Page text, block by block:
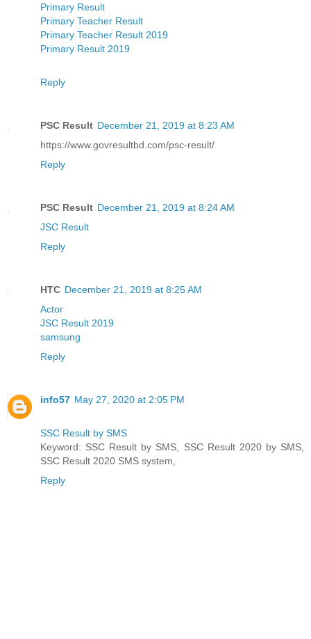
Primary Result
Primary Teacher Result
Primary Teacher Result 2019
Primary Result 2019
Reply
PSC Result December 21, 2019 at 8:23 AM
https://www.govresultbd.com/psc-result/
Reply
PSC Result December 21, 2019 at 8:24 AM
JSC Result
Reply
HTC December 21, 2019 at 8:25 AM
Actor
JSC Result 2019
samsung
Reply
info57 May 27, 2020 at 2:05 PM
SSC Result by SMS
Keyword: SSC Result by SMS, SSC Result 2020 by SMS,
SSC Result 2020 SMS system,
Reply